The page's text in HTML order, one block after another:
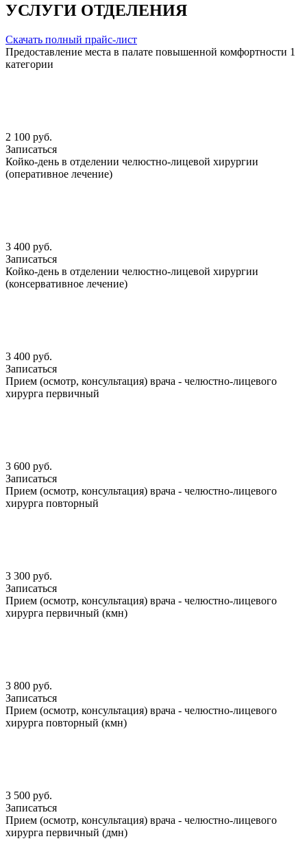
УСЛУГИ ОТДЕЛЕНИЯ
Скачать полный прайс-лист
Предоставление места в палате повышенной комфортности 1
категории
2 100 руб.
Записаться
Койко-день в отделении челюстно-лицевой хирургии
(оперативное лечение)
3 400 руб.
Записаться
Койко-день в отделении челюстно-лицевой хирургии
(консервативное лечение)
3 400 руб.
Записаться
Прием (осмотр, консультация) врача - челюстно-лицевого
хирурга первичный
3 600 руб.
Записаться
Прием (осмотр, консультация) врача - челюстно-лицевого
хирурга повторный
3 300 руб.
Записаться
Прием (осмотр, консультация) врача - челюстно-лицевого
хирурга первичный (кмн)
3 800 руб.
Записаться
Прием (осмотр, консультация) врача - челюстно-лицевого
хирурга повторный (кмн)
3 500 руб.
Записаться
Прием (осмотр, консультация) врача - челюстно-лицевого
хирурга первичный (дмн)